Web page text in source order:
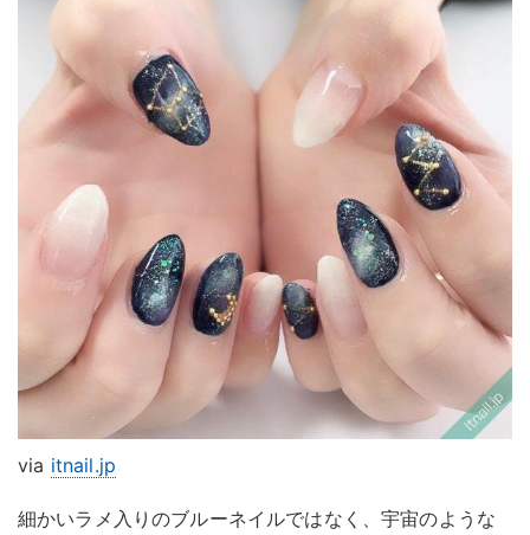
via itnail.jp
細かいラメ入りのブルーネイルではなく、宇宙のような